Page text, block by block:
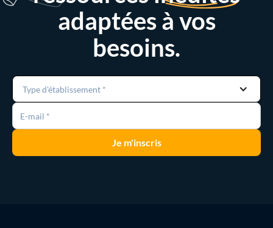
adaptées à vos
besoins.
Type d'établissement *